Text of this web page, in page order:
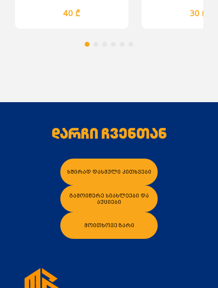
40 ₾ 30 ₾
დარჩი ჩვენთან
ხშირად დასმული კითხვები
გამოიწერე სიახლეები და
აქციები
მოითხოვე ზარი